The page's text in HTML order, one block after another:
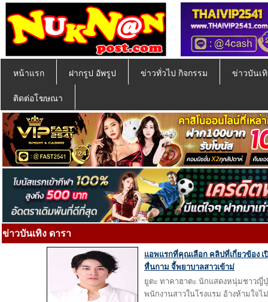
หน้าแรก ฝากรูป อัพรูป ข่าวทั่วไป กิจกรรม ข่าวบันเ
ติดต่อโฆษณา
ข่าวบันเทิง ดารา
แอพแรกที่คุณเลือก คลิปที่เกี่ยวข้อง
หื่นกาม จี้พยาบาลสาวเข้าม่
ยูตะ ทาคาฮาตะ นักแสดงหนุ่มชาวญี่
พนักงานสาวในโรงแรม อ้างห้ามใจไ